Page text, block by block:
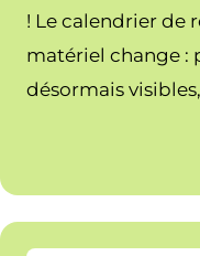
! Le calendrier de
matériel change :
désormais
fonctionnalités.